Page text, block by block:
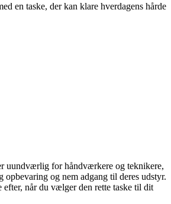
en taske, der kan klare hverdagens hårde
uundværlig for håndværkere og teknikere,
opbevaring og nem adgang til deres udstyr.
når du vælger den rette taske til dit